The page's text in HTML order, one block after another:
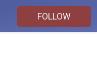
FOLLOW